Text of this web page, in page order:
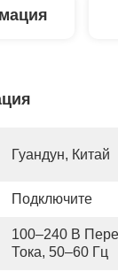
Гуандун, Китай
Подключите
100–240 В
Тока, 50–60 Гц